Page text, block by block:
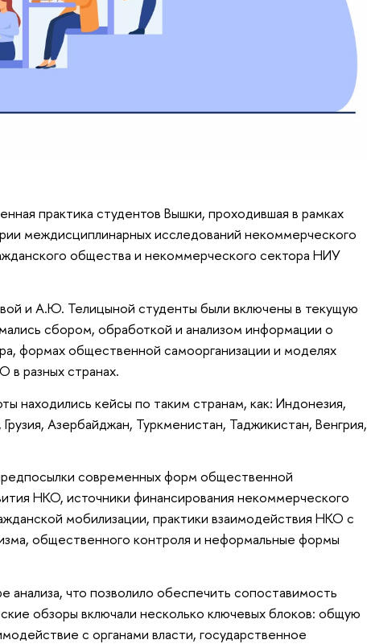
практика студентов Вышки, проходившая в рамках
междисциплинарных исследований некоммерческого
общества и некоммерческого сектора НИУ
и А.Ю. Телицыной студенты были включены в текущую
сбором, обработкой и анализом информации о
формах общественной самоорганизации и моделях
в разных странах.
находились кейсы по таким странам, как: Индонезия,
Азербайджан, Туркменистан, Таджикистан, Венгрия,
современных форм общественной
НКО, источники финансирования некоммерческого
мобилизации, практики взаимодействия НКО с
общественного контроля и неформальные формы
анализа, что позволило обеспечить сопоставимость
обзоры включали несколько ключевых блоков: общую
с органами власти, государственное